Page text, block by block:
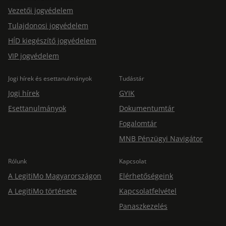
Vezetői jogvédelem
Tulajdonosi jogvédelem
HÍD kiegészítő jogvédelem
VIP jogvédelem
Jogi hírek és esettanulmányok
Jogi hírek
Esettanulmányok
Tudástár
GYIK
Dokumentumtár
Fogalomtár
MNB Pénzügyi Navigátor
Rólunk
A LegitiMo Magyarországon
A LegitiMo története
Kapcsolat
Elérhetőségeink
Kapcsolatfelvétel
Panaszkezelés